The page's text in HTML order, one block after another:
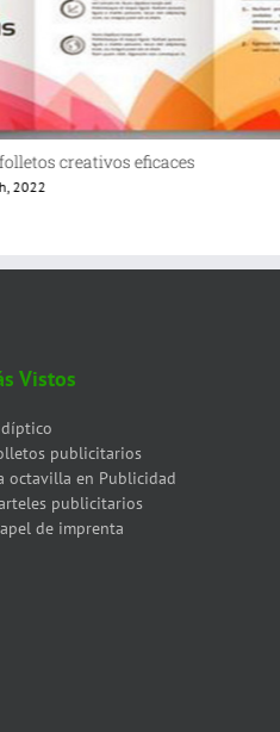
creativos eficaces
2022
Vistos
publicitarios
octavilla en Publicidad
publicitarios
de imprenta